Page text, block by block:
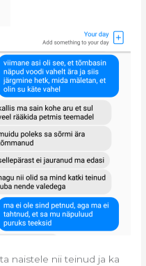
naistele nii teinud ja ka